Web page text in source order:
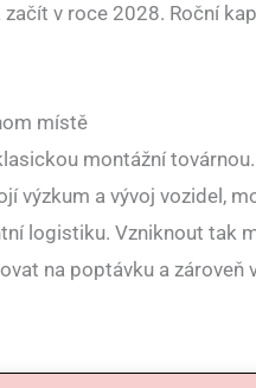
v roce 2028. Roční
místě
montážní
výzkum a vývoj vozidel,
logistiku. Vzniknout tak
na poptávku a zároveň